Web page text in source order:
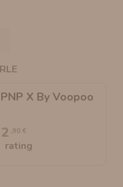
X By Voopoo
2 ,90 €